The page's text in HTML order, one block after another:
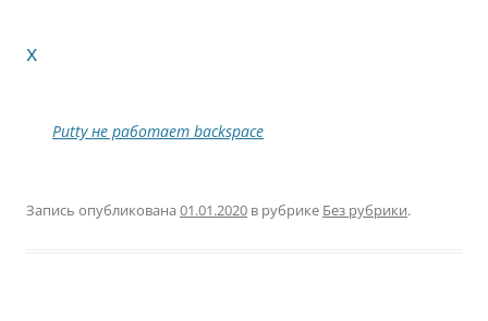
x
Putty не работает backspace
Запись опубликована 01.01.2020 в рубрике Без рубрики.